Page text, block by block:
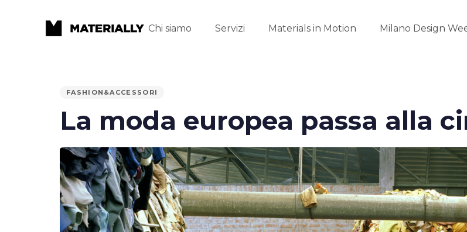
Chi siamo Servizi Materials in Motion Milano Design
PUBLISHED
FASHION&ACCESSORI
La moda europea passa alla